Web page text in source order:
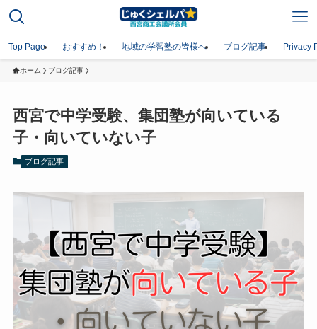
Top Page おすすめ！ 地域の学習塾の皆様へ ブログ記事 Privacy
ホーム ブログ記事
西宮で中学受験、集団塾が向いている
子・向いていない子
ブログ記事